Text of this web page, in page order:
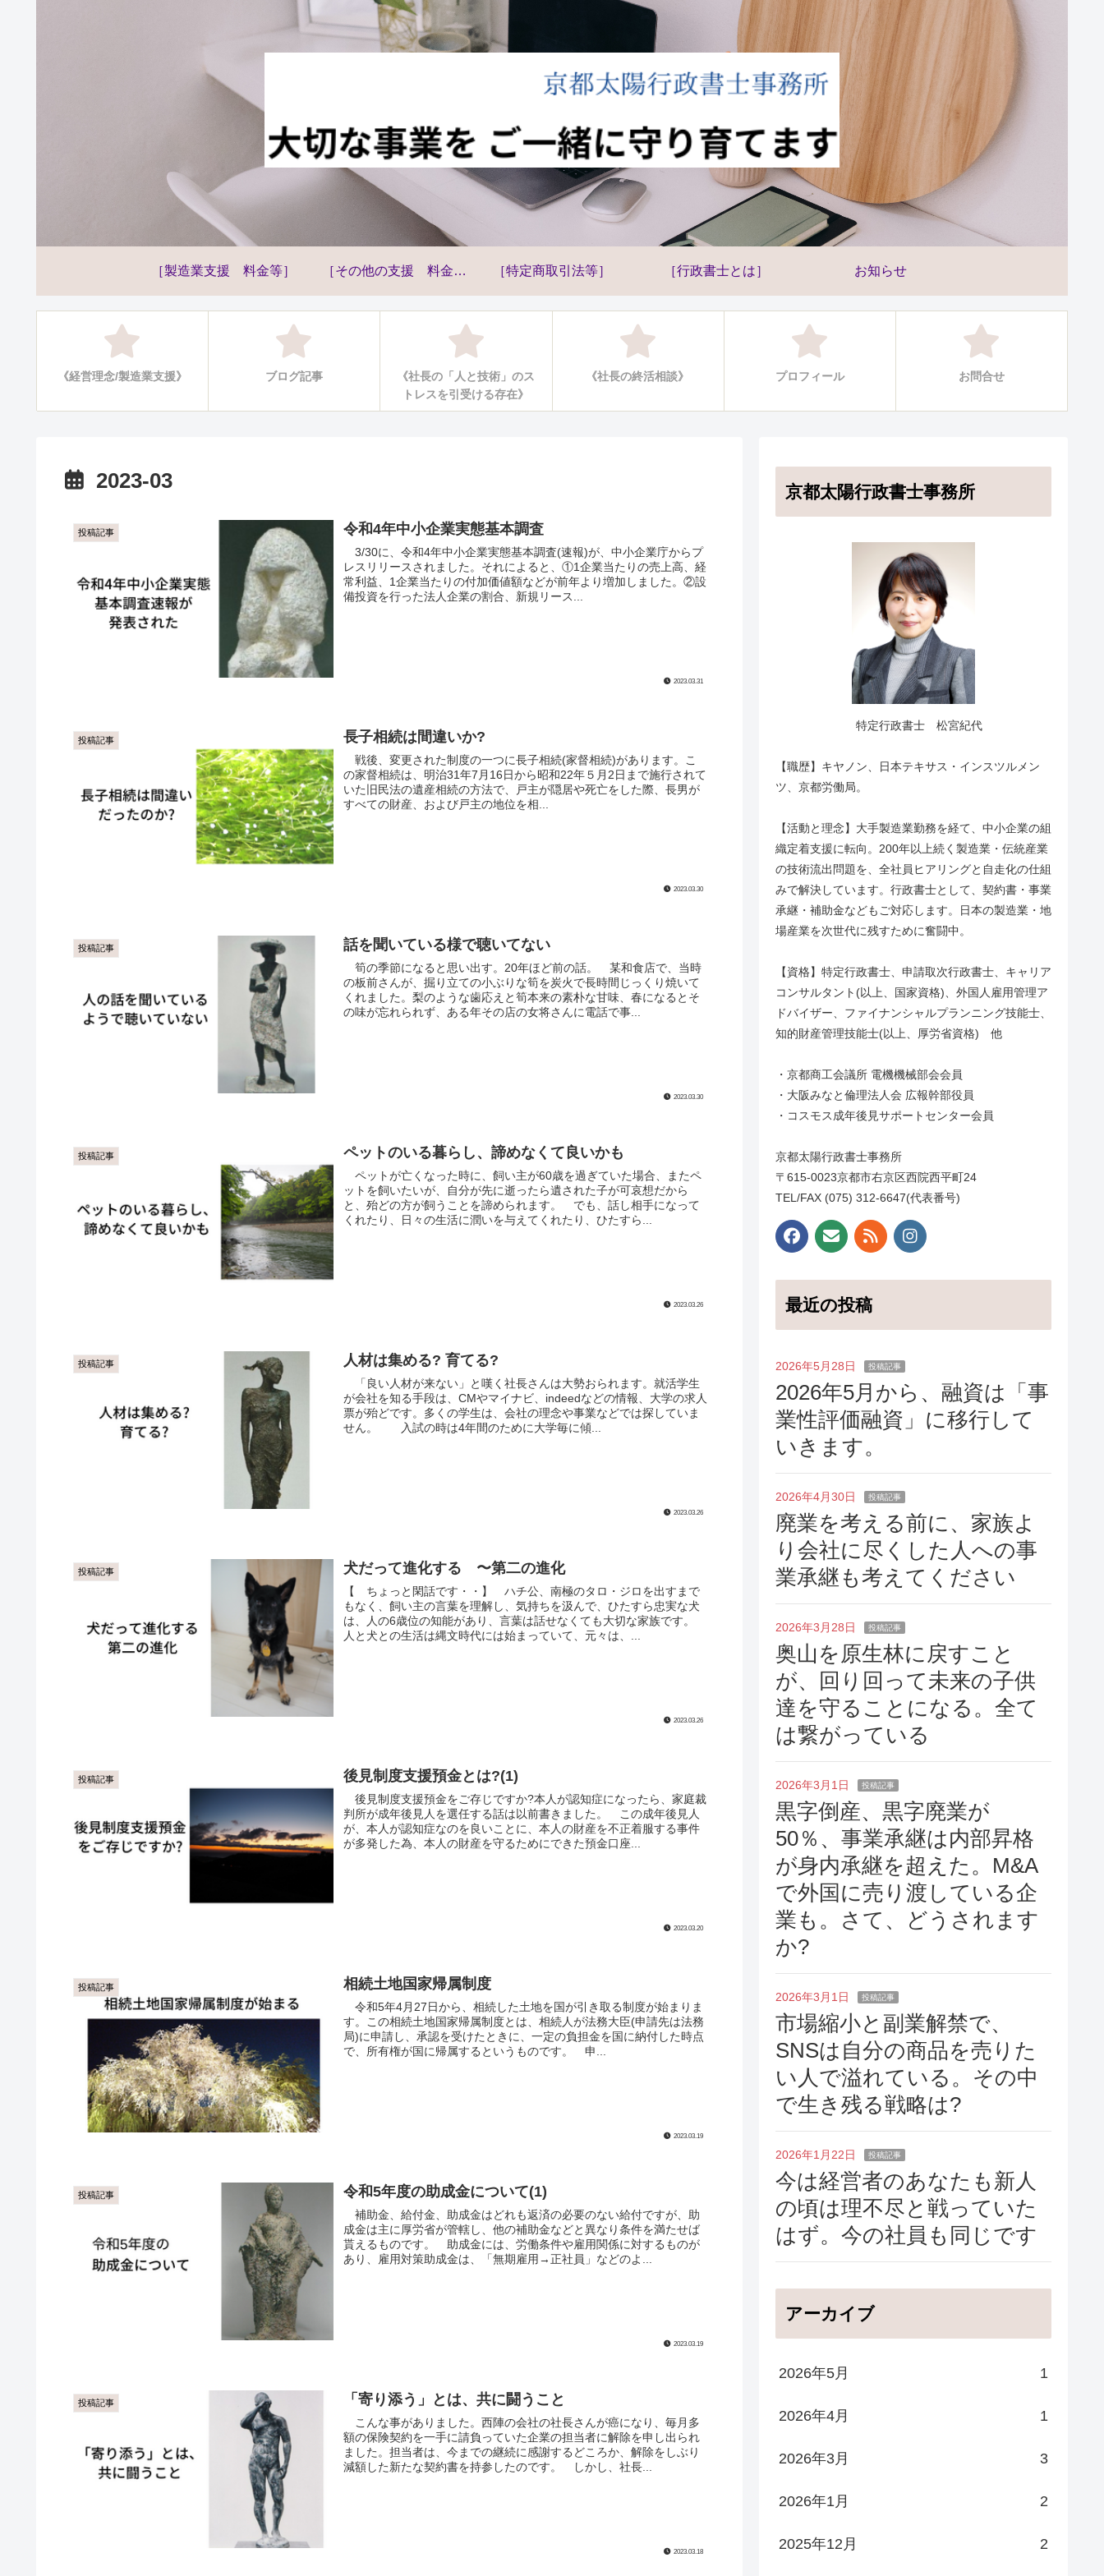
［製造業支援 料金等］ ［その他の支援 料金 ［特定商取引法等］ ［行政書士とは］ お知らせ
《経営理念/製造業支援》 ブログ記事
《社長の「人と技術」のス
トレスを引受ける存在》
《社長の終活相談》 プロフィール お問合せ
2023-03
投稿記事 令和4年中小企業実態基本調査
3/30に、令和4年中小企業実態基本調査(速報)が、中小企業庁からプ
レスリリースされました。それによると、①1企業当たりの売上高、経
常利益、1企業当たりの付加価値額などが前年より増加しました。②設
備投資を行った法人企業の割合、新規リース...
2023.03.31
投稿記事 長子相続は間違いか?
戦後、変更された制度の一つに長子相続(家督相続)があります。こ
の家督相続は、明治31年7月16日から昭和22年５月2日まで施行されて
いた旧民法の遺産相続の方法で、戸主が隠居や死亡をした際、長男が
すべての財産、および戸主の地位を相...
2023.03.30
投稿記事 話を聞いている様で聴いてない
筍の季節になると思い出す。20年ほど前の話。 某和食店で、当時
の板前さんが、掘り立ての小ぶりな筍を炭火で長時間じっくり焼いて
くれました。梨のような歯応えと筍本来の素朴な甘味、春になるとそ
の味が忘れられず、ある年その店の女将さんに電話で事...
2023.03.30
投稿記事 ペットのいる暮らし、諦めなくて良いかも
ペットが亡くなった時に、飼い主が60歳を過ぎていた場合、またペ
ットを飼いたいが、自分が先に逝ったら遺された子が可哀想だから
と、殆どの方が飼うことを諦められます。 でも、話し相手になって
くれたり、日々の生活に潤いを与えてくれたり、ひたすら...
2023.03.26
投稿記事 人材は集める? 育てる?
「良い人材が来ない」と嘆く社長さんは大勢おられます。就活学生
が会社を知る手段は、CMやマイナビ、indeedなどの情報、大学の求人
票が殆どです。多くの学生は、会社の理念や事業などでは探していま
せん。 入試の時は4年間のために大学毎に傾...
2023.03.26
投稿記事 犬だって進化する 〜第二の進化
【 ちょっと閑話です・・】 ハチ公、南極のタロ・ジロを出すまで
もなく、飼い主の言葉を理解し、気持ちを汲んで、ひたすら忠実な犬
は、人の6歳位の知能があり、言葉は話せなくても大切な家族です。
人と犬との生活は縄文時代には始まっていて、元々は、...
2023.03.26
投稿記事 後見制度支援預金とは?(1)
後見制度支援預金をご存じですか?本人が認知症になったら、家庭裁
判所が成年後見人を選任する話は以前書きました。 この成年後見人
が、本人が認知症なのを良いことに、本人の財産を不正着服する事件
が多発した為、本人の財産を守るためにできた預金口座...
2023.03.20
投稿記事 相続土地国家帰属制度
令和5年4月27日から、相続した土地を国が引き取る制度が始まりま
す。この相続土地国家帰属制度とは、相続人が法務大臣(申請先は法務
局)に申請し、承認を受けたときに、一定の負担金を国に納付した時点
で、所有権が国に帰属するというものです。 申...
2023.03.19
投稿記事 令和5年度の助成金について(1)
補助金、給付金、助成金はどれも返済の必要のない給付ですが、助
成金は主に厚労省が管轄し、他の補助金などと異なり条件を満たせば
貰えるものです。 助成金には、労働条件や雇用関係に対するものが
あり、雇用対策助成金は、「無期雇用→正社員」などのよ...
2023.03.19
投稿記事 「寄り添う」とは、共に闘うこと
こんな事がありました。西陣の会社の社長さんが癌になり、毎月多
額の保険契約を一手に請負っていた企業の担当者に解除を申し出られ
ました。担当者は、今までの継続に感謝するどころか、解除をしぶり
減額した新たな契約書を持参したのです。 しかし、社長...
2023.03.18
京都太陽行政書士事務所
特定行政書士 松宮紀代
【職歴】キヤノン、日本テキサス・インスツルメン
ツ、京都労働局。
【活動と理念】大手製造業勤務を経て、中小企業の組
織定着支援に転向。200年以上続く製造業・伝統産業
の技術流出問題を、全社員ヒアリングと自走化の仕組
みで解決しています。行政書士として、契約書・事業
承継・補助金などもご対応します。日本の製造業・地
場産業を次世代に残すために奮闘中。
【資格】特定行政書士、申請取次行政書士、キャリア
コンサルタント(以上、国家資格)、外国人雇用管理ア
ドバイザー、ファイナンシャルプランニング技能士、
知的財産管理技能士(以上、厚労省資格) 他
・京都商工会議所 電機機械部会会員
・大阪みなと倫理法人会 広報幹部役員
・コスモス成年後見サポートセンター会員
京都太陽行政書士事務所
〒615-0023京都市右京区西院西平町24
TEL/FAX (075) 312-6647(代表番号)
最近の投稿
2026年5月28日 投稿記事
2026年5月から、融資は「事
業性評価融資」に移行して
いきます。
2026年4月30日 投稿記事
廃業を考える前に、家族よ
り会社に尽くした人への事
業承継も考えてください
2026年3月28日 投稿記事
奥山を原生林に戻すこと
が、回り回って未来の子供
達を守ることになる。全て
は繋がっている
2026年3月1日 投稿記事
黒字倒産、黒字廃業が
50％、事業承継は内部昇格
が身内承継を超えた。M&A
で外国に売り渡している企
業も。さて、どうされます
か?
2026年3月1日 投稿記事
市場縮小と副業解禁で、
SNSは自分の商品を売りた
い人で溢れている。その中
で生き残る戦略は?
2026年1月22日 投稿記事
今は経営者のあなたも新人
の頃は理不尽と戦っていた
はず。今の社員も同じです
アーカイブ
2026年5月 1
2026年4月 1
2026年3月 3
2026年1月 2
2025年12月 2